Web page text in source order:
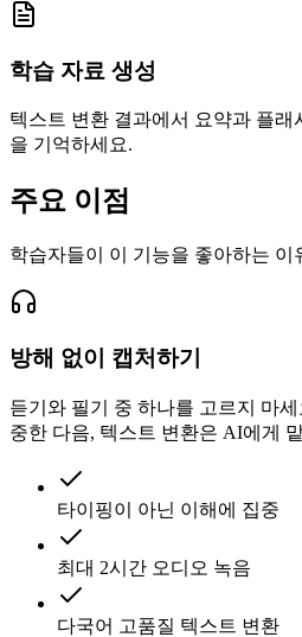
학습 자료 생성
텍스트 변환 결과에서 요약과 플래
을 기억하세요.
주요 이점
학습자들이 이 기능을 좋아하는 이
방해 없이 캡처하기
듣기와 필기 중 하나를 고르지 마
중한 다음, 텍스트 변환은 AI에게
타이핑이 아닌 이해에 집중
최대 2시간 오디오 녹음
다국어 고품질 텍스트 변환